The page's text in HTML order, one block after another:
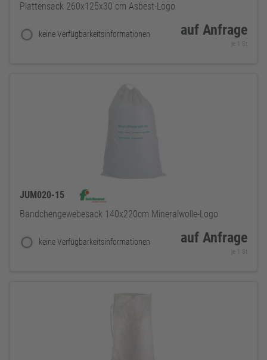
Plattensack 260x125x30 cm Asbest-Logo
keine Verfügbarkeitsinformationen auf Anfrage
je 1 St
JUM020-15
Bändchengewebesack 140x220cm Mineralwolle-Logo
keine Verfügbarkeitsinformationen auf Anfrage
je 1 St